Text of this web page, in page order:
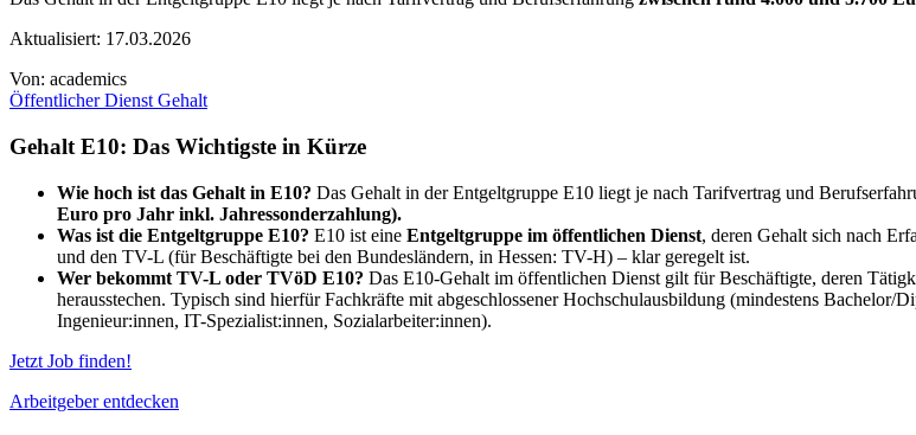
Aktualisiert: 17.03.2026
Von: academics
Öffentlicher Dienst Gehalt
Gehalt E10: Das Wichtigste in Kürze
Wie hoch ist das Gehalt in E10? Das Gehalt in der Entgeltgruppe E10 liegt je nach Tarifvertrag und
Euro pro Jahr inkl. Jahressonderzahlung).
Was ist die Entgeltgruppe E10? E10 ist eine Entgeltgruppe im öffentlichen Dienst, deren Gehalt sich nach
und den TV-L (für Beschäftigte bei den Bundesländern, in Hessen: TV-H) – klar geregelt ist.
Wer bekommt TV-L oder TVöD E10? Das E10-Gehalt im öffentlichen Dienst gilt für Beschäftigte, deren
herausstechen. Typisch sind hierfür Fachkräfte mit abgeschlossener Hochschulausbildung (mindestens
Ingenieur:innen, IT-Spezialist:innen, Sozialarbeiter:innen).
Jetzt Job finden!
Arbeitgeber entdecken